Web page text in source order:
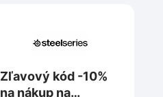
Zľavový kód -10%
na nákup na